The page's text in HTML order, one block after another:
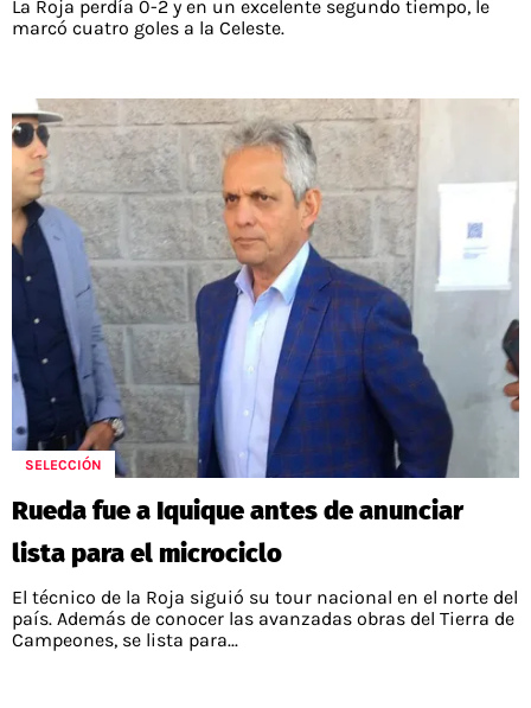
La Roja perdía 0-2 y en un excelente segundo tiempo, le
marcó cuatro goles a la Celeste.
SELECCIÓN
Rueda fue a Iquique antes de anunciar
lista para el microciclo
El técnico de la Roja siguió su tour nacional en el norte del
país. Además de conocer las avanzadas obras del Tierra de
Campeones, se lista para...